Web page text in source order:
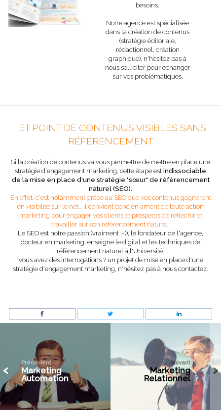
besoins.
Notre agence est spécialisée
dans la création de contenus
(stratégie éditoriale,
rédactionnel, création
graphique), n'hésitez pas à
nous solliciter pour échanger
sur vos problématiques.
…ET POINT DE CONTENUS VISIBLES SANS
RÉFÉRENCEMENT
Si la création de contenus va vous permettre de mettre en place une
stratégie d'engagement marketing, cette étape estindissociable
de la mise en place d'une stratégie "sœur" de référencement
naturel (SEO).
En effet, c'est notamment grâce au SEO que vos contenus gagneront
en visibilité sur le net… il convient donc en amont de toute action
marketing pour engager vos clients et prospects de réfléchir et
travailler sur son référencement naturel.
Le SEO est notre passion (vraiment ;-)), le fondateur de l'agence,
docteur en marketing, enseigne le digital et les techniques de
référencement naturel à l'Université.
Vous avez des interrogations ? un projet de mise en place d'une
stratégie d'engagement marketing, n'hésitez pas à nous contactez.
‹ Précédent
Marketing
Automation
‹ ›
Suivant
Marketing
Relationnel
›